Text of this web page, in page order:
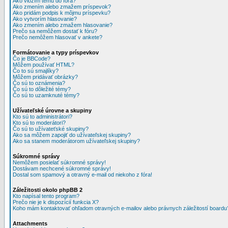
Ako zmením alebo zmažem príspevok?
Ako pridám podpis k môjmu príspevku?
Ako vytvorím hlasovanie?
Ako zmením alebo zmažem hlasovanie?
Prečo sa nemôžem dostať k fóru?
Prečo nemôžem hlasovať v ankete?
Formátovanie a typy príspevkov
Čo je BBCode?
Môžem používať HTML?
Čo to sú smajlíky?
Môžem pridávať obrázky?
Čo sú to oznámenia?
Čo sú to dôležité témy?
Čo sú to uzamknuté témy?
Užívateľské úrovne a skupiny
Kto sú to administrátori?
Kto sú to moderátori?
Čo sú to užívateťské skupiny?
Ako sa môžem zapojiť do užívateľskej skupiny?
Ako sa stanem moderátorom užívateľskej skupiny?
Súkromné správy
Nemôžem posielať súkromné správy!
Dostávam nechcené súkromné správy!
Dostal som spamový a otravný e-mail od niekoho z fóra!
Záležitosti okolo phpBB 2
Kto napísal tento program?
Prečo nie je k dispozícií funkcia X?
Koho mám kontaktovať ohľadom otravných e-mailov alebo právnych záležitostí
Attachments